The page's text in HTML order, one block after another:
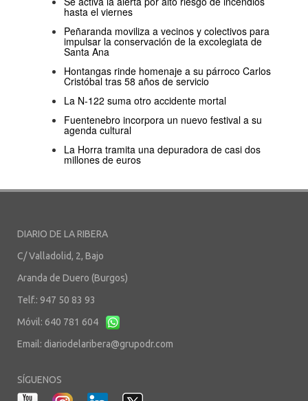
hasta el viernes
Peñaranda moviliza a vecinos y colectivos para
impulsar la conservación de la excolegiata de
Santa Ana
Hontangas rinde homenaje a su párroco Carlos
Cristóbal tras 58 años de servicio
La N-122 suma otro accidente mortal
Fuentenebro incorpora un nuevo festival a su
agenda cultural
La Horra tramita una depuradora de casi dos
millones de euros
DIARIO DE LA RIBERA
C/ Valladolid, 2, Bajo
Aranda de Duero (Burgos)
Telf.: 947 50 83 93
Móvil: 640 781 604
Email: diariodelaribera@grupodr.com
SÍGUENOS